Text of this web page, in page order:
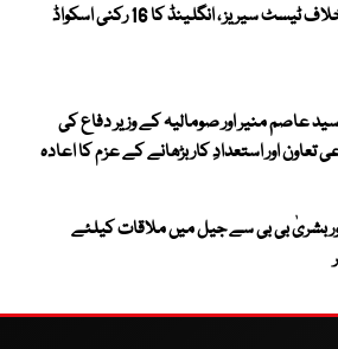
پاکستان کیخلاف ٹیسٹ سیریز ، انگلینڈ کا 16 رکنی اسکواڈ
عاصم منیر اور صومالیہ کے وزیر دفاع کی
تعاون اور استعدادِ کار بڑھانے کے عزم کا اعادہ
بشریٰ بی بی سے جیل میں ملاقات کیلئے